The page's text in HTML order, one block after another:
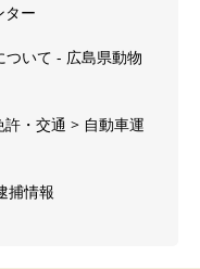
ター
ついて - 広島県動物
・交通 > 自動車運
捕情報